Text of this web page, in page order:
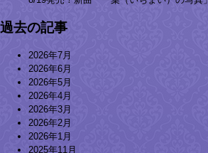
過去の記事
2026年7月
2026年6月
2026年5月
2026年4月
2026年3月
2026年2月
2026年1月
2025年11月